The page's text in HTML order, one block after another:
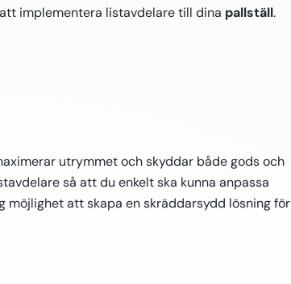
implementera listavdelare till dina pallställ.
utrymmet och skyddar både gods och
så att du enkelt ska kunna anpassa
att skapa en skräddarsydd lösning för